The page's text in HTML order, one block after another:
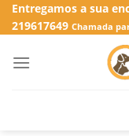
SkipEntregamos a sua
219617649 Chamada